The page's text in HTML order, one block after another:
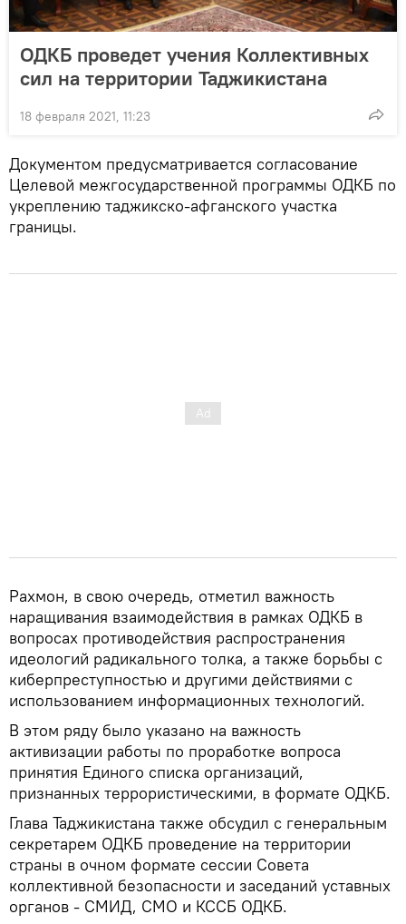
ОДКБ проведет учения Коллективных
сил на территории Таджикистана
18 февраля 2021, 11:23
Документом предусматривается согласование
Целевой межгосударственной программы ОДКБ по
укреплению таджикско-афганского участка
границы.
Рахмон, в свою очередь, отметил важность
наращивания взаимодействия в рамках ОДКБ в
вопросах противодействия распространения
идеологий радикального толка, а также борьбы с
киберпреступностью и другими действиями с
использованием информационных технологий.
В этом ряду было указано на важность
активизации работы по проработке вопроса
принятия Единого списка организаций,
признанных террористическими, в формате ОДКБ.
Глава Таджикистана также обсудил с генеральным
секретарем ОДКБ проведение на территории
страны в очном формате сессии Совета
коллективной безопасности и заседаний уставных
органов - СМИД, СМО и КССБ ОДКБ.